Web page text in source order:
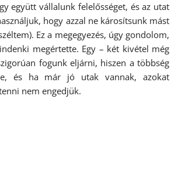
együtt vállalunk felelősséget, és az utat
hogy azzal ne károsítsunk mást
Ez a megegyezés, úgy gondolom,
megértette. Egy – két kivétel még
fogunk eljárni, hiszen a többség
és ha már jó utak vannak, azokat
nem engedjük.